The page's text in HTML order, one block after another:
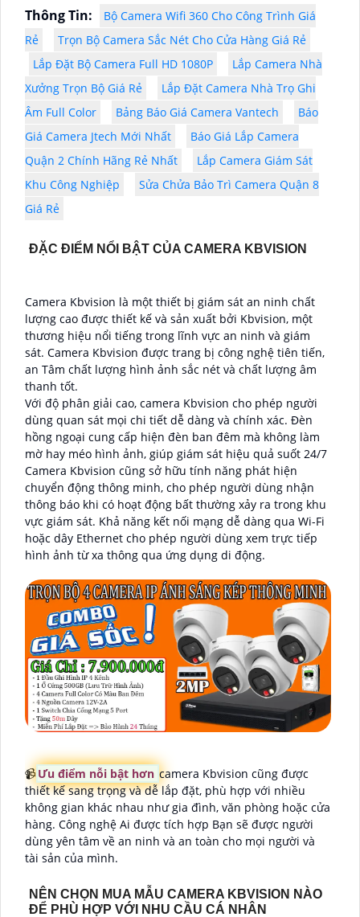
Thông Tin:
Bộ Camera Wifi 360 Cho Công Trình Giá
Rẻ
Trọn Bộ Camera Sắc Nét Cho Cửa Hàng Giá Rẻ
Lắp Đặt Bộ Camera Full HD 1080P
Lắp Camera Nhà
Xưởng Trọn Bộ Giá Rẻ
Lắp Đặt Camera Nhà Trọ Ghi
Âm Full Color
Bảng Báo Giá Camera Vantech
Báo
Giá Camera Jtech Mới Nhất
Báo Giá Lắp Camera
Quận 2 Chính Hãng Rẻ Nhất
Lắp Camera Giám Sát
Khu Công Nghiệp
Sửa Chửa Bảo Trì Camera Quận 8
Giá Rẻ
ĐẶC ĐIỂM NỔI BẬT CỦA CAMERA KBVISION
Camera Kbvision là một thiết bị giám sát an ninh chất
lượng cao được thiết kế và sản xuất bởi Kbvision, một
thương hiệu nổi tiếng trong lĩnh vực an ninh và giám
sát. Camera Kbvision được trang bị công nghệ tiên tiến,
an Tâm chất lượng hình ảnh sắc nét và chất lượng âm
thanh tốt.
Với độ phân giải cao, camera Kbvision cho phép người
dùng quan sát mọi chi tiết dễ dàng và chính xác. Đèn
hồng ngoại cung cấp hiện đèn ban đêm mà không làm
mờ hay méo hình ảnh, giúp giám sát hiệu quả suốt 24/7
Camera Kbvision cũng sở hữu tính năng phát hiện
chuyển động thông minh, cho phép người dùng nhận
thông báo khi có hoạt động bất thường xảy ra trong khu
vực giám sát. Khả năng kết nối mạng dễ dàng qua Wi-Fi
hoặc dây Ethernet cho phép người dùng xem trực tiếp
hình ảnh từ xa thông qua ứng dụng di động.
📹 Ưu điểm nỗi bật hơn camera Kbvision cũng được
thiết kế sang trọng và dễ lắp đặt, phù hợp với nhiều
không gian khác nhau như gia đình, văn phòng hoặc cửa
hàng. Công nghệ Ai được tích hợp Bạn sẽ được người
dùng yên tâm về an ninh và an toàn cho mọi người và
tài sản của mình.
NÊN CHỌN MUA MẪU CAMERA KBVISION NÀO
ĐỂ PHÙ HỢP VỚI NHU CẦU CÁ NHÂN